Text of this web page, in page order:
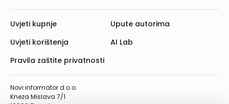
Novi informator d.o.o.
Kneza Mislava 7/1
Uvjeti kupnje
Uvjeti korištenja
Pravila zaštite privatnosti
Upute autorima
AI Lab